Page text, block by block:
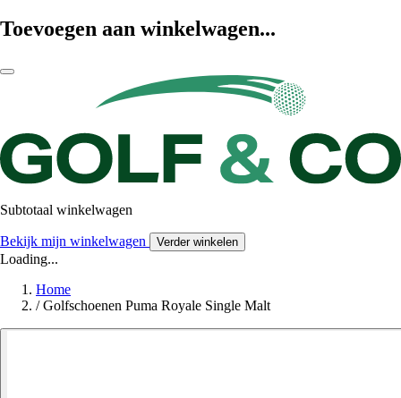
Toevoegen aan winkelwagen...
Subtotaal winkelwagen
Bekijk mijn winkelwagen Verder winkelen
Loading...
Home
/ Golfschoenen Puma Royale Single Malt